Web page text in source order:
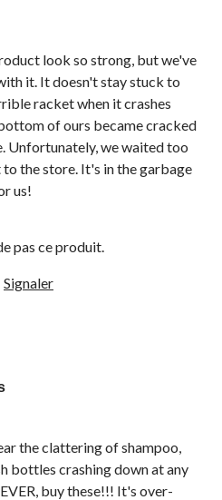
look so strong, but we've
it. It doesn't stay stuck to
racket when it crashes
of ours became cracked
Unfortunately, we waited too
the store. It's in the garbage
us!
pas ce produit.
Signaler
the clattering of shampoo,
bottles crashing down at any
buy these!!! It's over-